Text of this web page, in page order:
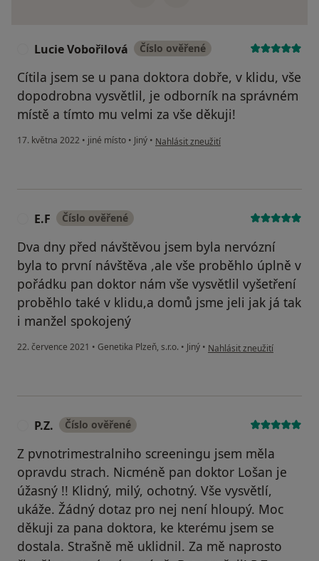
Lucie Vobořilová Číslo ověřené
Cítila jsem se u pana doktora dobře, v klidu, vše
dopodrobna vysvětlil, je odborník na správném
místě a tímto mu velmi za vše děkuji!
17. května 2022 • jiné místo • Jiný • podle názoru uživatele Lucie Vobořilová
Nahlásit zneužití
E.F Číslo ověřené
Dva dny před návštěvou jsem byla nervózní
byla to první návštěva ,ale vše proběhlo úplně v
pořádku pan doktor nám vše vysvětlil vyšetření
proběhlo také v klidu,a domů jsme jeli jak já tak
i manžel spokojený
22. července 2021 • Genetika Plzeň, s.r.o. • Jiný • podle názoru uživatele E.F
Nahlásit zneužití
P.Z. Číslo ověřené
Z pvnotrimestralniho screeningu jsem měla
opravdu strach. Nicméně pan doktor Lošan je
úžasný !! Klidný, milý, ochotný. Vše vysvětlí,
ukáže. Žádný dotaz pro nej není hloupý. Moc
děkuji za pana doktora, ke kterému jsem se
dostala. Strašně mě uklidnil. Za mě naprosto